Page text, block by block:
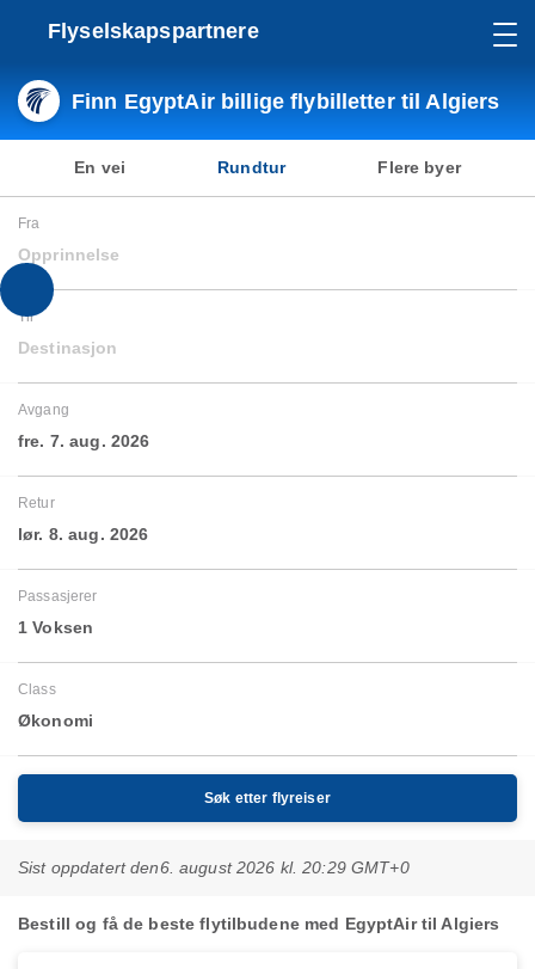
Flyselskapspartnere
Finn EgyptAir billige flybilletter til Algiers
En vei Rundtur Flere byer
Fra
Opprinnelse
Til
Destinasjon
Avgang
fre. 7. aug. 2026
Retur
lør. 8. aug. 2026
Passasjerer
1 Voksen
Class
Økonomi
Søk etter flyreiser
Sist oppdatert den6. august 2026 kl. 20:29 GMT+0
Bestill og få de beste flytilbudene med EgyptAir til Algiers